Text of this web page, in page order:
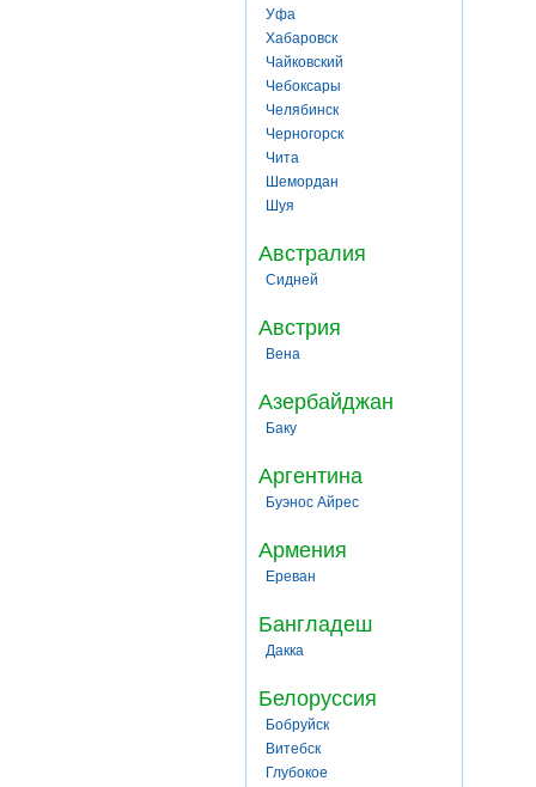
Уфа
Хабаровск
Чайковский
Чебоксары
Челябинск
Черногорск
Чита
Шемордан
Шуя
Австралия
Сидней
Австрия
Вена
Азербайджан
Баку
Аргентина
Буэнос Айрес
Армения
Ереван
Бангладеш
Дакка
Белоруссия
Бобруйск
Витебск
Глубокое